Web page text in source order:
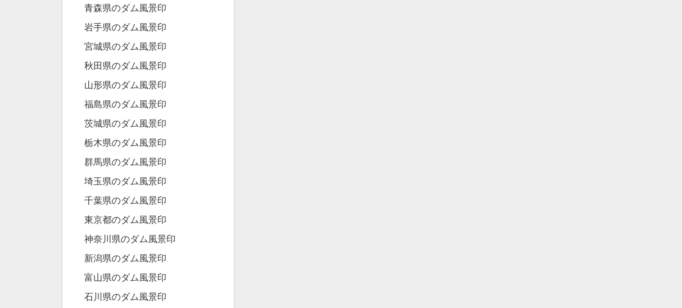
青森県のダム風景印
岩手県のダム風景印
宮城県のダム風景印
秋田県のダム風景印
山形県のダム風景印
福島県のダム風景印
茨城県のダム風景印
栃木県のダム風景印
群馬県のダム風景印
埼玉県のダム風景印
千葉県のダム風景印
東京都のダム風景印
神奈川県のダム風景印
新潟県のダム風景印
富山県のダム風景印
石川県のダム風景印